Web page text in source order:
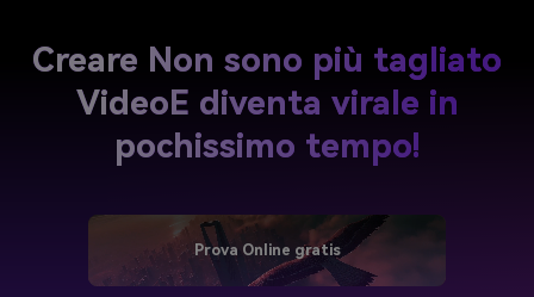
Creare Non sono più tagliato
Video E diventa virale in
pochissimo tempo!
Prova Online gratis